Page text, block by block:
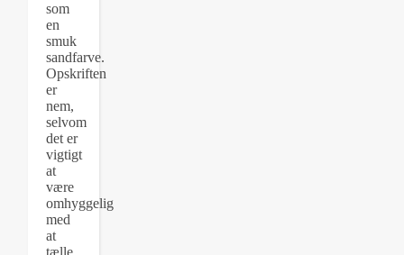
som
en
smuk
sandfarve.
Opskriften
er
nem,
selvom
det er
vigtigt
at
være
omhyggelig
med
at
tælle